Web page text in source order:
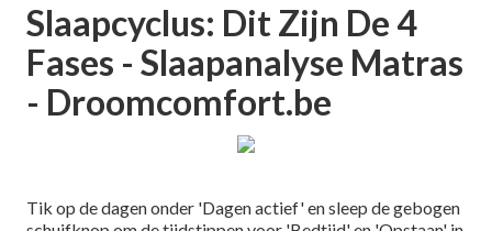
Slaapcyclus: Dit Zijn De 4
Fases - Slaapanalyse Matras
- Droomcomfort.be
Tik op de dagen onder 'Dagen actief' en sleep de gebogen